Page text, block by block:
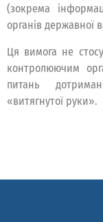
(зокрема
органів державної
Ця вимога не
контролюючим
питань
«витягнутої руки».